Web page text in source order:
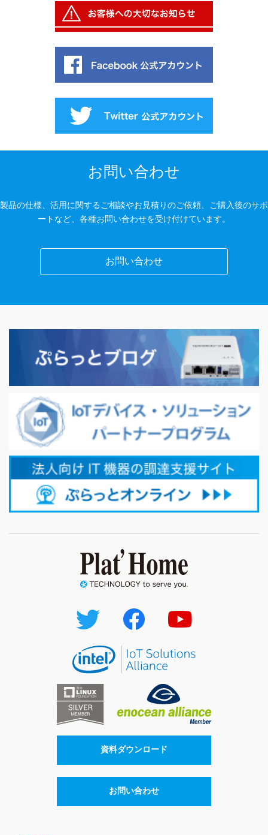
お問い合わせ
製品の仕様、活用に関するご相談やお見積りのご依頼、ご購入後のサポ
ートなど、各種お問い合わせを受け付けています。
お問い合わせ
資料ダウンロード
お問い合わせ